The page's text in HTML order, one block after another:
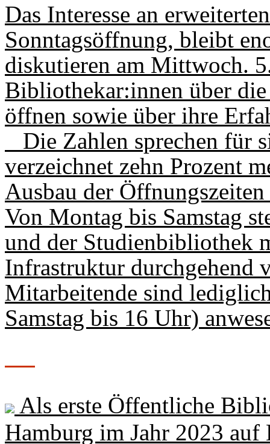
Das Interesse an
Sonntagsöffnung, bleibt
diskutieren am Mittwoch.
Bibliothekar:innen über die
öffnen sowie über ihre
Die Zahlen sprechen für
verzeichnet zehn Prozent
Ausbau der
Von Montag bis Samstag
und der Studienbibliothek
Infrastruktur durchgehend
Mitarbeitende sind
Samstag bis 16 Uhr)
Als erste Öffentliche
Hamburg im Jahr 2023